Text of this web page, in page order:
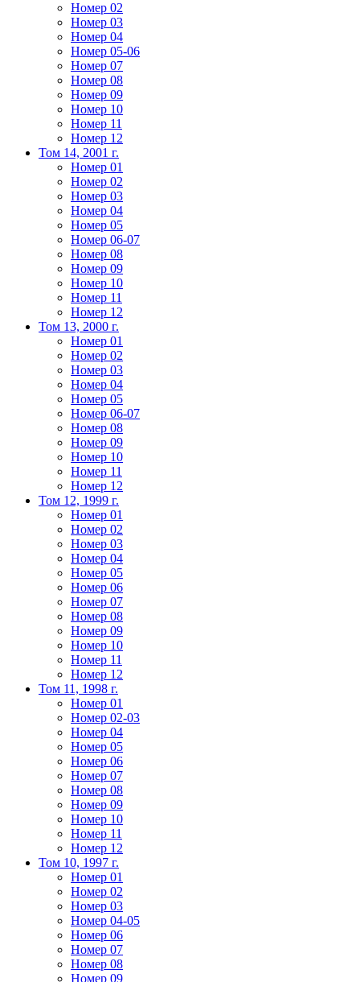
Номер 02
Номер 03
Номер 04
Номер 05-06
Номер 07
Номер 08
Номер 09
Номер 10
Номер 11
Номер 12
Том 14, 2001 г.
Номер 01
Номер 02
Номер 03
Номер 04
Номер 05
Номер 06-07
Номер 08
Номер 09
Номер 10
Номер 11
Номер 12
Том 13, 2000 г.
Номер 01
Номер 02
Номер 03
Номер 04
Номер 05
Номер 06-07
Номер 08
Номер 09
Номер 10
Номер 11
Номер 12
Том 12, 1999 г.
Номер 01
Номер 02
Номер 03
Номер 04
Номер 05
Номер 06
Номер 07
Номер 08
Номер 09
Номер 10
Номер 11
Номер 12
Том 11, 1998 г.
Номер 01
Номер 02-03
Номер 04
Номер 05
Номер 06
Номер 07
Номер 08
Номер 09
Номер 10
Номер 11
Номер 12
Том 10, 1997 г.
Номер 01
Номер 02
Номер 03
Номер 04-05
Номер 06
Номер 07
Номер 08
Номер 09